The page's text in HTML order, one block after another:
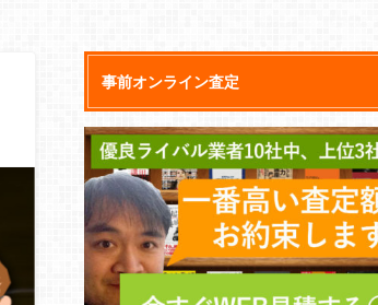
事前オンライン査定